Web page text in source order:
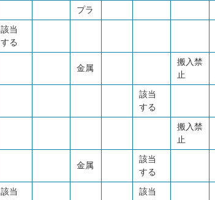
プラ
該当
する
金属
搬入禁
止
該当
する
搬入禁
止
金属
該当
する
該当
該当